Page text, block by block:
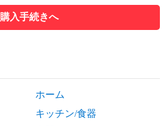
購入手続きへ
ホーム
キッチン/食器